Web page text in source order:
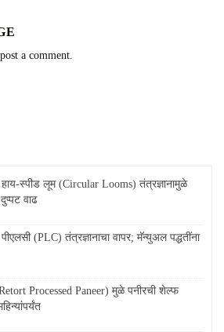
a comment.
स्पीड लूम (Circular Looms) तंत्रज्ञानामुळे
वाढ
(PLC) तंत्रज्ञानाचा वापर; मॅन्युअल पद्धतींना
(Retort Processed Paneer) मुळे पनीरची शेल्फ